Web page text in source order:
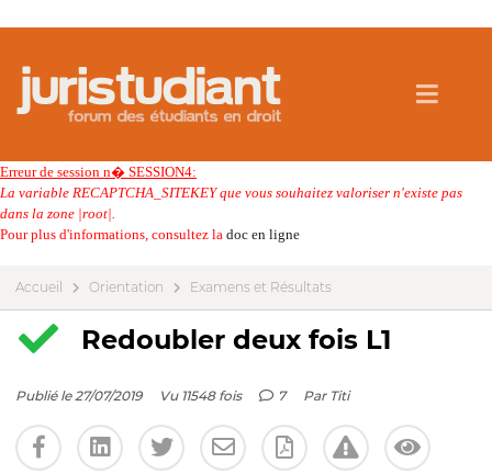
Erreur de session n� SESSION4:
La variable RECAPTCHA_SITEKEY que vous souhaitez valoriser n'existe pas
dans la zone |root|.
Pour plus d'informations, consultez la doc en ligne
Accueil Orientation Examens et Résultats
Redoubler deux fois L1
Publié le 27/07/2019 Vu 11548 fois 7 Par Titi